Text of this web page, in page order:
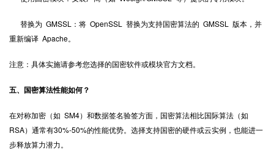
替换为 GMSSL：将 OpenSSL 替换为支持国密算法的 GMSSL 版本，并
重新编译 Apache。
注意：具体实施请参考您选择的国密软件或模块官方文档。
五、国密算法性能如何？
在对称加密（如 SM4）和数据签名验签方面，国密算法相比国际算法（如
RSA）通常有30%-50%的性能优势。选择支持国密的硬件或云实例，也能进一
步释放算力潜力。